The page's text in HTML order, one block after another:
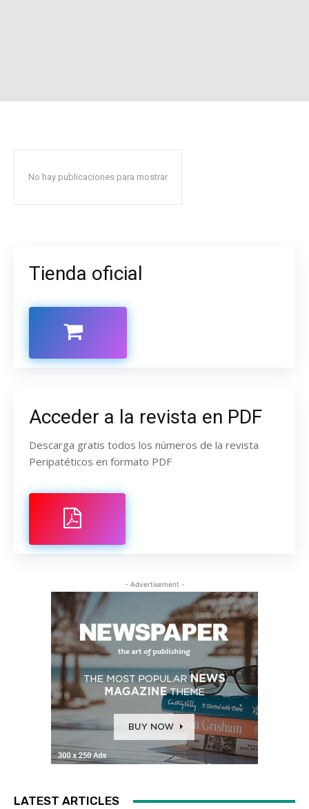
No hay publicaciones para mostrar
Tienda oficial
Acceder a la revista en PDF
Descarga gratis todos los números de la revista
Peripatéticos en formato PDF
- Advertisement -
LATEST ARTICLES